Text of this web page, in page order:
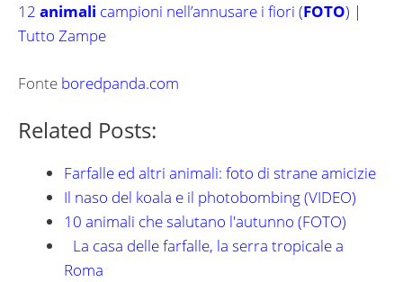
12 animali campioni nell’annusare i fiori (FOTO) |
Tutto Zampe
Fonte boredpanda.com
Related Posts:
Farfalle ed altri animali: foto di strane amicizie
Il naso del koala e il photobombing (VIDEO)
10 animali che salutano l'autunno (FOTO)
La casa delle farfalle, la serra tropicale a
Roma